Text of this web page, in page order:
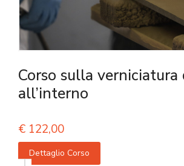
Corso sulla
all’interno
€ 122,00
Dettaglio Corso